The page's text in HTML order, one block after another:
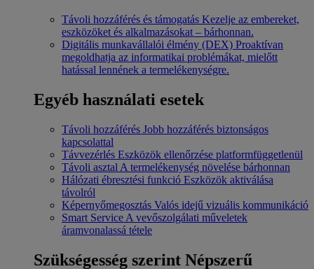
Távoli hozzáférés és támogatás Kezelje az embereket,
eszközöket és alkalmazásokat – bárhonnan.
Digitális munkavállalói élmény (DEX) Proaktívan
megoldhatja az informatikai problémákat, mielőtt
hatással lennének a termelékenységre.
Egyéb használati esetek
Távoli hozzáférés Jobb hozzáférés biztonságos
kapcsolattal
Távvezérlés Eszközök ellenőrzése platformfüggetlenül
Távoli asztal A termelékenység növelése bárhonnan
Hálózati ébresztési funkció Eszközök aktiválása
távolról
Képernyőmegosztás Valós idejű vizuális kommunikáció
Smart Service A vevőszolgálati műveletek
áramvonalassá tétele
Szükségesség szerint Népszerű